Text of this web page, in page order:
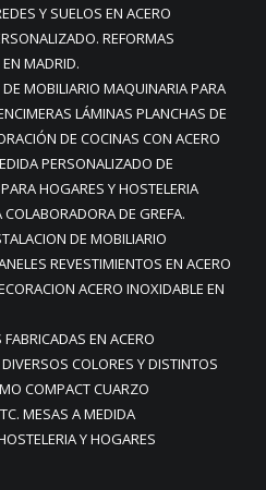
Y SUELOS EN ACERO
REFORMAS
MADRID.
MOBILIARIO MAQUINARIA PARA
LÁMINAS PLANCHAS DE
DE COCINAS CON ACERO
PERSONALIZADO DE
HOGARES Y HOSTELERIA
DE GREFA.
DE MOBILIARIO
REVESTIMIENTOS EN ACERO
ACERO INOXIDABLE EN
EN ACERO
COLORES Y DISTINTOS
COMPACT CUARZO
MESAS A MEDIDA
Y HOGARES